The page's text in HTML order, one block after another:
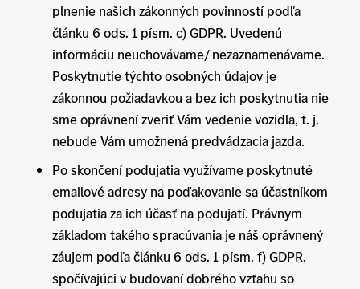
plnenie našich zákonných povinností podľa
článku 6 ods. 1 písm. c) GDPR. Uvedenú
informáciu neuchovávame/ nezaznamenávame.
Poskytnutie týchto osobných údajov je
zákonnou požiadavkou a bez ich poskytnutia nie
sme oprávnení zveriť Vám vedenie vozidla, t. j.
nebude Vám umožnená predvádzacia jazda.
Po skončení podujatia využívame poskytnuté
emailové adresy na poďakovanie sa účastníkom
podujatia za ich účasť na podujatí. Právnym
základom takého spracúvania je náš oprávnený
záujem podľa článku 6 ods. 1 písm. f) GDPR,
spočívajúci v budovaní dobrého vzťahu so